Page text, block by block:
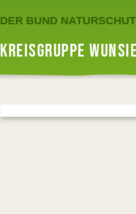
DER BUND
KREISGRUPPE